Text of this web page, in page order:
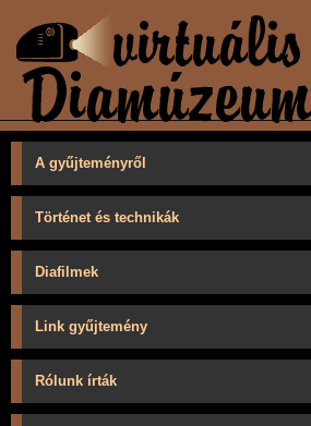
A gyűjteményről
Történet és technikák
Diafilmek
Link gyűjtemény
Rólunk írták